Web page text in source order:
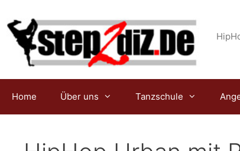
Inhalt
springen
Home Über uns Tanzschule